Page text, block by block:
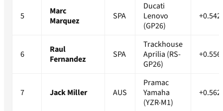
5
Marc
Marquez
SPA
Ducati
Lenovo
(GP26)
6
Raul
Fernandez
SPA
Trackhouse
Aprilia (RS-
GP26)
7 Jack Miller AUS
Pramac
Yamaha
(YZR-M1)